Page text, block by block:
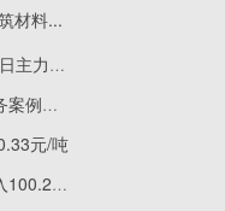
材料...
信息:凯大催化（920974）5月28日主力资金净卖出103.26万元
快看：富德生命人寿温暖理赔服务案例：客户退保前夕被劝止，确诊重疾后获赔10万元
元/吨
每日快看：康缘药业：融资净买入100.23万元，融资余额2.65亿元